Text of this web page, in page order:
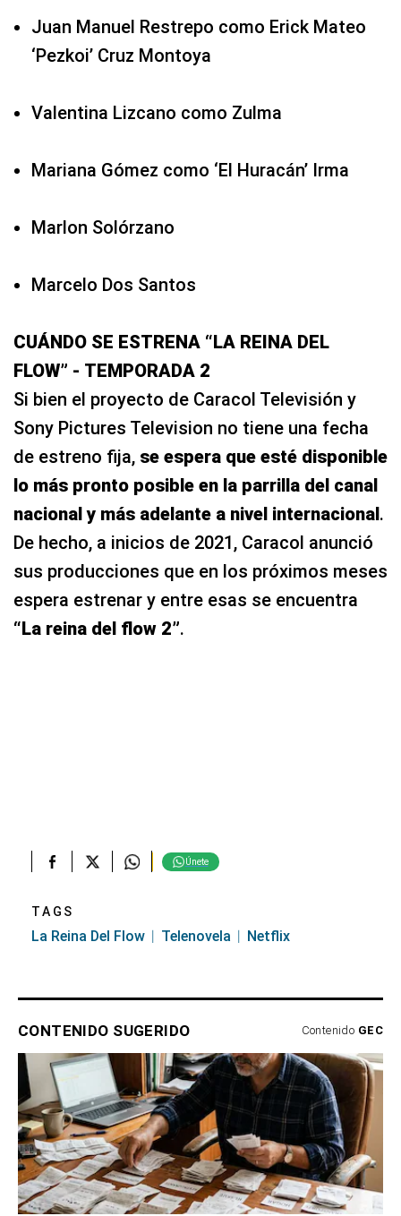
Juan Manuel Restrepo como Erick Mateo
‘Pezkoi’ Cruz Montoya
Valentina Lizcano como Zulma
Mariana Gómez como ‘El Huracán’ Irma
Marlon Solórzano
Marcelo Dos Santos
CUÁNDO SE ESTRENA “LA REINA DEL
FLOW” - TEMPORADA 2
Si bien el proyecto de Caracol Televisión y
Sony Pictures Television no tiene una fecha
de estreno fija, se espera que esté disponible
lo más pronto posible en la parrilla del canal
nacional y más adelante a nivel internacional .
De hecho, a inicios de 2021, Caracol anunció
sus producciones que en los próximos meses
espera estrenar y entre esas se encuentra
“La reina del flow 2”.
Únete
TAGS
La Reina Del Flow Telenovela Netflix
CONTENIDO SUGERIDO Contenido GEC